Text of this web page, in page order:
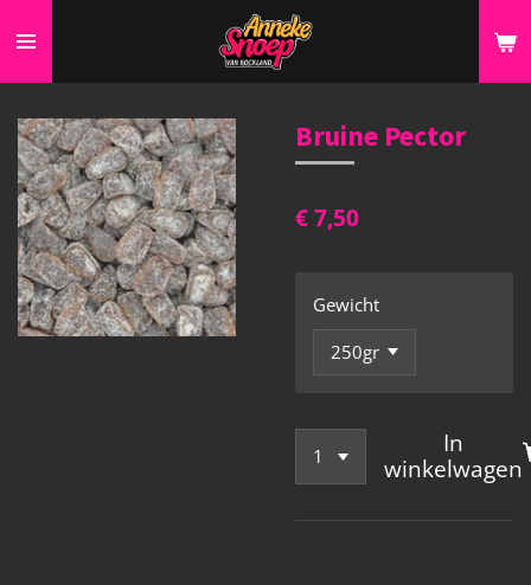
direct
naar
de
hoofdinhoud
Bruine Pector
€ 7,50
Gewicht
In
winkelwagen